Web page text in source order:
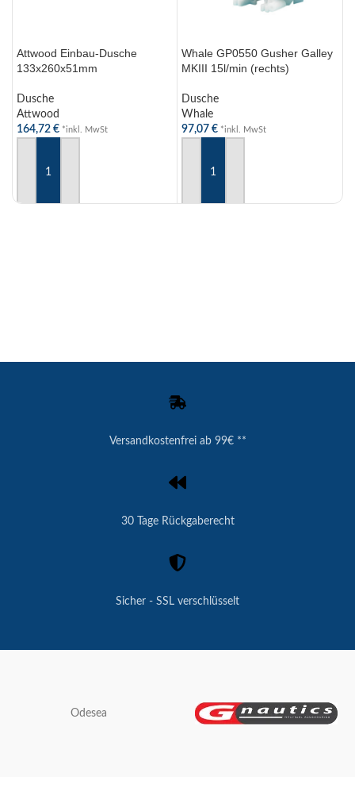
Attwood Einbau-Dusche
133x260x51mm
Dusche
Attwood
164,72 € *inkl. MwSt
Whale GP0550 Gusher Galley
MKIII 15l/min (rechts)
Dusche
Whale
97,07 € *inkl. MwSt
Versandkostenfrei ab 99€ **
30 Tage Rückgaberecht
Sicher - SSL verschlüsselt
Odesea